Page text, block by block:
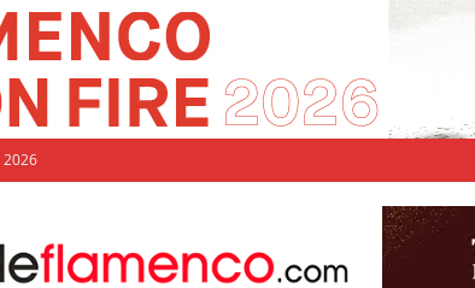
2026